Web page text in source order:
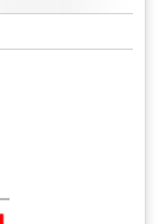
表示が必要です。